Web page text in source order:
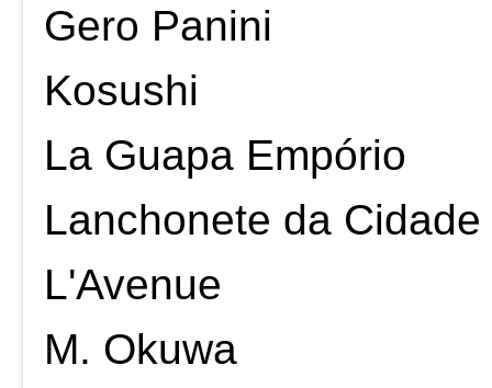
Gero Panini
Kosushi
La Guapa Empório
Lanchonete da Cidade
L'Avenue
M. Okuwa